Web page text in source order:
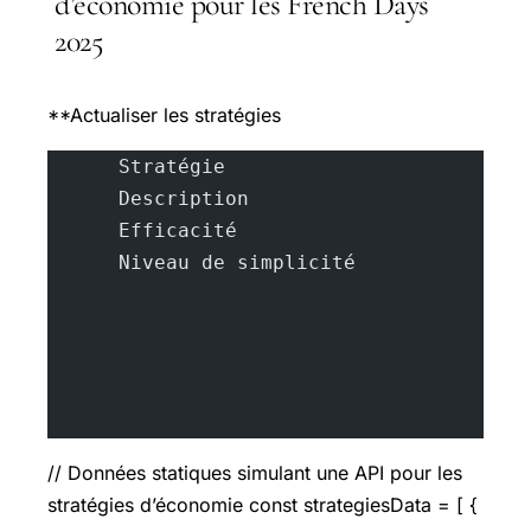
2025
**Actualiser les stratégies
      Stratégie
      Description
      Efficacité
      Niveau de simplicité
// Données statiques simulant une API pour les
stratégies d’économie const strategiesData = [ {